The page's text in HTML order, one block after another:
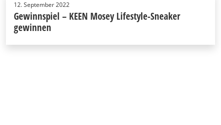
12. September 2022
Gewinnspiel – KEEN Mosey Lifestyle-Sneaker
gewinnen